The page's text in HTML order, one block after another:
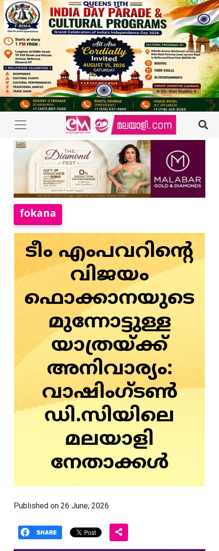
fokana
ടീം എംപവറിന്റെ
വിജയം
ഫൊക്കാനയുടെ
മുന്നോട്ടുള്ള
യാത്രയ്ക്ക്‌
അനിവാര്യം:
വാഷിംഗ്ടൺ
ഡി.സിയിലെ
മലയാളി
നേതാക്കൾ
Published on 26 June, 2026